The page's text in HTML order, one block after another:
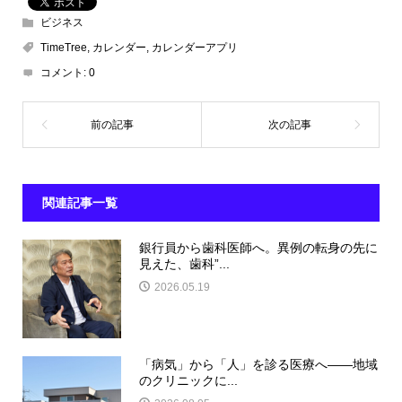
ビジネス
TimeTree カレンダー カレンダーアプリ
コメント: 0
関連記事一覧
銀行員から歯科医師へ。異例の転身の先に
見えた、歯科”...
2026.05.19
「病気」から「人」を診る医療へ――地域
のクリニックに...